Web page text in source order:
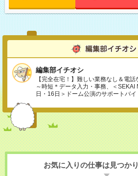
編集部イチオシ
【完全在宅！】難しい業務なし＆電
～時短＊データ入力・事務、＜SEKAI
日・16日＞ドーム公演のサポートバイ
お気に入りの仕事は見つか